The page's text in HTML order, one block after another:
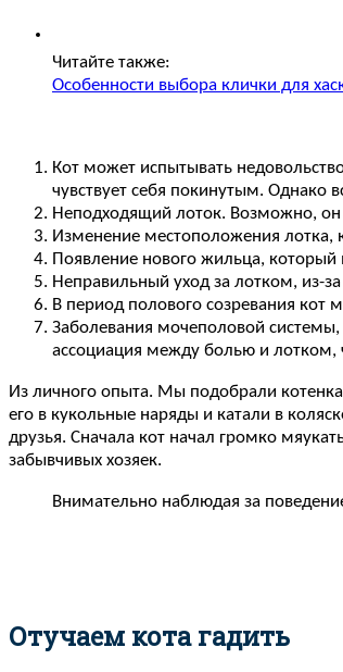
Читайте также:
Особенности выбора клички для
Кот может испытывать
чувствует себя покинутым. Однако
Неподходящий лоток. Возможно,
Изменение местоположения лотка,
Появление нового жильца,
Неправильный уход за лотком, из-
В период полового созревания кот
Заболевания мочеполовой
ассоциация между болью и лотком,
Из личного опыта. Мы подобрали
его в кукольные наряды и катали в
друзья. Сначала кот начал громко
забывчивых хозяек.
Внимательно наблюдая за
Отучаем кота гадить